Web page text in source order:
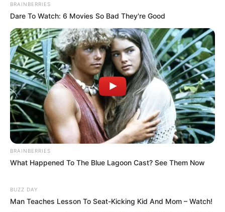
BRAINBERRIES
Dare To Watch: 6 Movies So Bad They're Good
BRAINBERRIES
What Happened To The Blue Lagoon Cast? See Them Now
BUZZ DAY
Man Teaches Lesson To Seat-Kicking Kid And Mom – Watch!